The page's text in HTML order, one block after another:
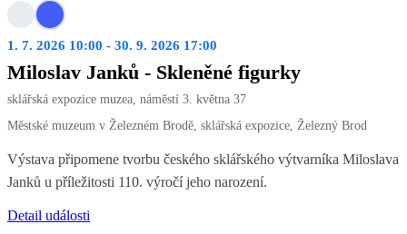
1. 7. 2026 10:00 - 30. 9. 2026 17:00
Miloslav Janků - Skleněné figurky
sklářská expozice muzea, náměstí 3. května 37
Městské muzeum v Železném Brodě, sklářská expozice, Železný Brod
Výstava připomene tvorbu českého sklářského výtvarníka Miloslava
Janků u příležitosti 110. výročí jeho narození.
Detail události